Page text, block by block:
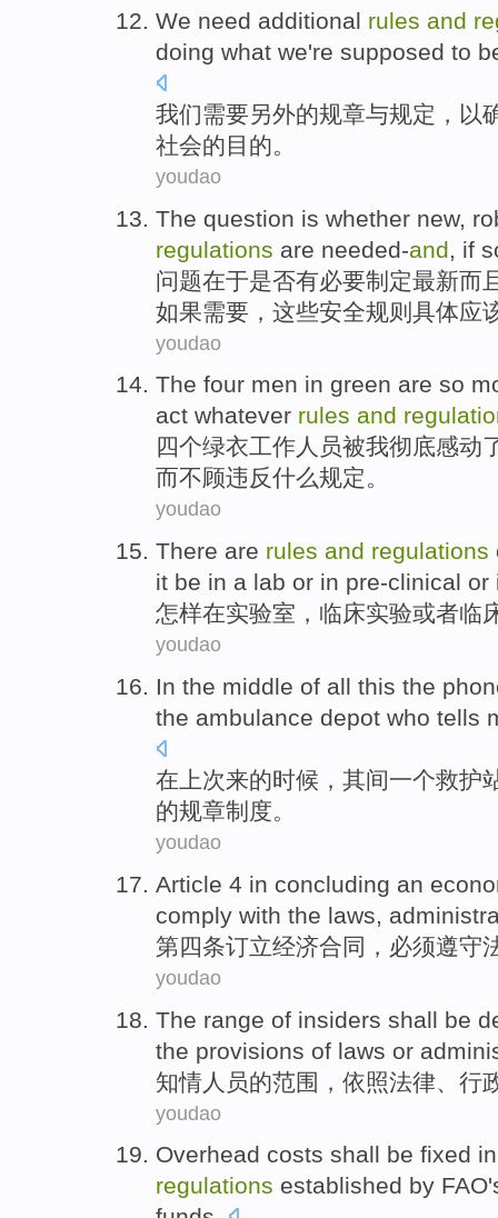
We need additional rules and
doing what we're supposed to
我们需要另外的规章与规定 ， 以
社会的目的。
youdao
The question is whether new,
regulations are needed-and if
问题在于是否有必要制定最新而
如果需要， 这些安全规则 具体应
youdao
The four men in green are so
act whatever rules and
四个绿衣工作人员被我彻底感动
而不顾违反什么规定。
youdao
There are rules and regulations
it be in a lab or in pre-clinical or
怎样在实验室 ， 临床实验或者临
youdao
In the middle of all this the
the ambulance depot who tells
在 上次来的时候，其间一个救护
的规章制度。
youdao
Article 4 in concluding an
comply with the laws,
第四条订立经济合同 ， 必须遵守
youdao
The range of insiders shall be
the provisions of laws or
知情人员的范围 ， 依照法律 行
youdao
Overhead costs shall be fixed
regulations established by